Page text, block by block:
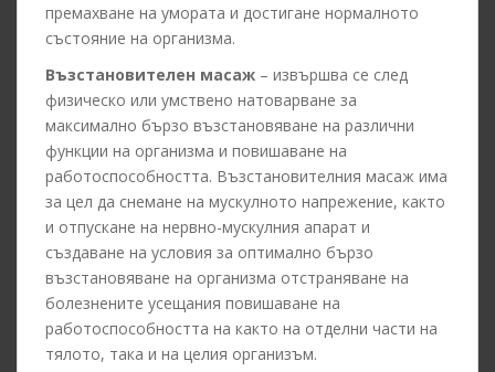
премахване на умората и достигане нормалното
състояние на организма.
Възстановителен масаж – извършва се след
физическо или умствено натоварване за
максимално бързо възстановяване на различни
функции на организма и повишаване на
работоспособността. Възстановителния масаж има
за цел да снемане на мускулното напрежение, както
и отпускане на нервно-мускулния апарат и
създаване на условия за оптимално бързо
възстановяване на организма отстраняване на
болезнените усещания повишаване на
работоспособността на както на отделни части на
тялото, така и на целия организъм.